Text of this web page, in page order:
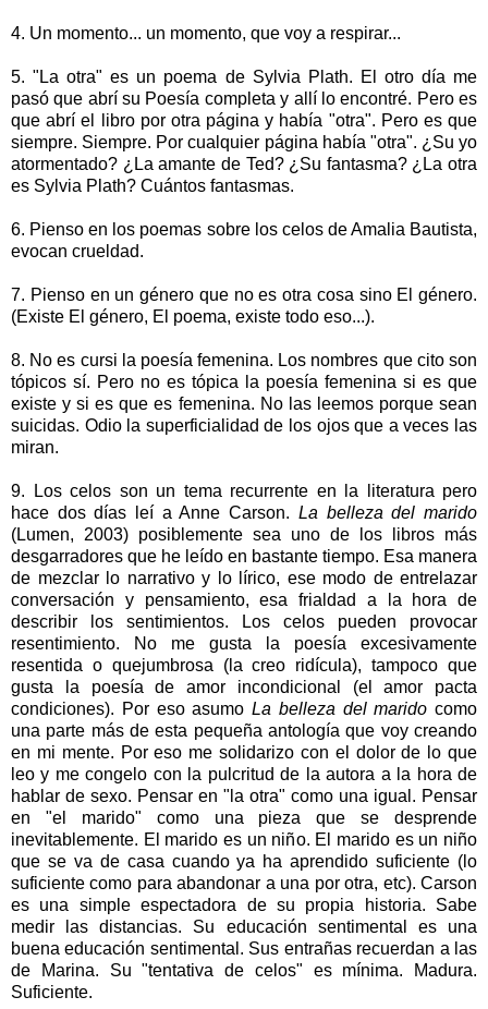
4. Un momento... un momento, que voy a respirar...
5. "La otra" es un poema de Sylvia Plath. El otro día me
pasó que abrí su Poesía completa y allí lo encontré. Pero es
que abrí el libro por otra página y había "otra". Pero es que
siempre. Siempre. Por cualquier página había "otra". ¿Su yo
atormentado? ¿La amante de Ted? ¿Su fantasma? ¿La otra
es Sylvia Plath? Cuántos fantasmas.
6. Pienso en los poemas sobre los celos de Amalia Bautista,
evocan crueldad.
7. Pienso en un género que no es otra cosa sino El género.
(Existe El género, El poema, existe todo eso...).
8. No es cursi la poesía femenina. Los nombres que cito son
tópicos sí. Pero no es tópica la poesía femenina si es que
existe y si es que es femenina. No las leemos porque sean
suicidas. Odio la superficialidad de los ojos que a veces las
miran.
9. Los celos son un tema recurrente en la literatura pero
hace dos días leí a Anne Carson. La belleza del marido
(Lumen, 2003) posiblemente sea uno de los libros más
desgarradores que he leído en bastante tiempo. Esa manera
de mezclar lo narrativo y lo lírico, ese modo de entrelazar
conversación y pensamiento, esa frialdad a la hora de
describir los sentimientos. Los celos pueden provocar
resentimiento. No me gusta la poesía excesivamente
resentida o quejumbrosa (la creo ridícula), tampoco que
gusta la poesía de amor incondicional (el amor pacta
condiciones). Por eso asumo La belleza del marido como
una parte más de esta pequeña antología que voy creando
en mi mente. Por eso me solidarizo con el dolor de lo que
leo y me congelo con la pulcritud de la autora a la hora de
hablar de sexo. Pensar en "la otra" como una igual. Pensar
en "el marido" como una pieza que se desprende
inevitablemente. El marido es un niño. El marido es un niño
que se va de casa cuando ya ha aprendido suficiente (lo
suficiente como para abandonar a una por otra, etc). Carson
es una simple espectadora de su propia historia. Sabe
medir las distancias. Su educación sentimental es una
buena educación sentimental. Sus entrañas recuerdan a las
de Marina. Su "tentativa de celos" es mínima. Madura.
Suficiente.